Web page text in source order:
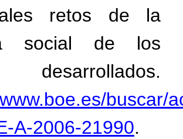
retos de la
social de los
desarrollados.
buscar/
A-2006-21990.